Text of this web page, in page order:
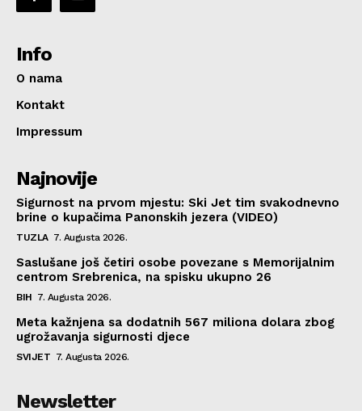
Info
O nama
Kontakt
Impressum
Najnovije
Sigurnost na prvom mjestu: Ski Jet tim svakodnevno
brine o kupačima Panonskih jezera (VIDEO)
TUZLA 7. Augusta 2026.
Saslušane još četiri osobe povezane s Memorijalnim
centrom Srebrenica, na spisku ukupno 26
BIH 7. Augusta 2026.
Meta kažnjena sa dodatnih 567 miliona dolara zbog
ugrožavanja sigurnosti djece
SVIJET 7. Augusta 2026.
Newsletter